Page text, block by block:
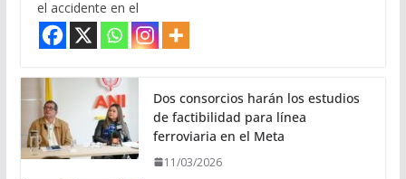
el accidente en el
Dos consorcios harán los estudios
de factibilidad para línea
ferroviaria en el Meta
11/03/2026